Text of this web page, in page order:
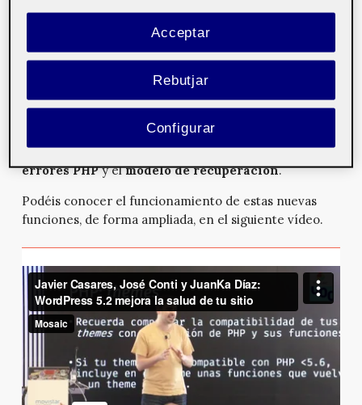
fácilmente un sitio web en el caso de que algo salga
Estemeetupse organizó con el objetivo demostrar el
funcionamiento de estas nuevas herramientas
WordPress a la audiencia de la manera más práctica y
didáctica posible. También se quiso mostrar
en profundidad las nuevas funciones que aporta este
remodelado sistema como laprotección contra
errores PHPy elmodelo de recuperación.
Podéis conocer el funcionamiento de estas nuevas
funciones, de forma ampliada, en el siguiente vídeo.
Rebutjar
Acceptar
Configurar